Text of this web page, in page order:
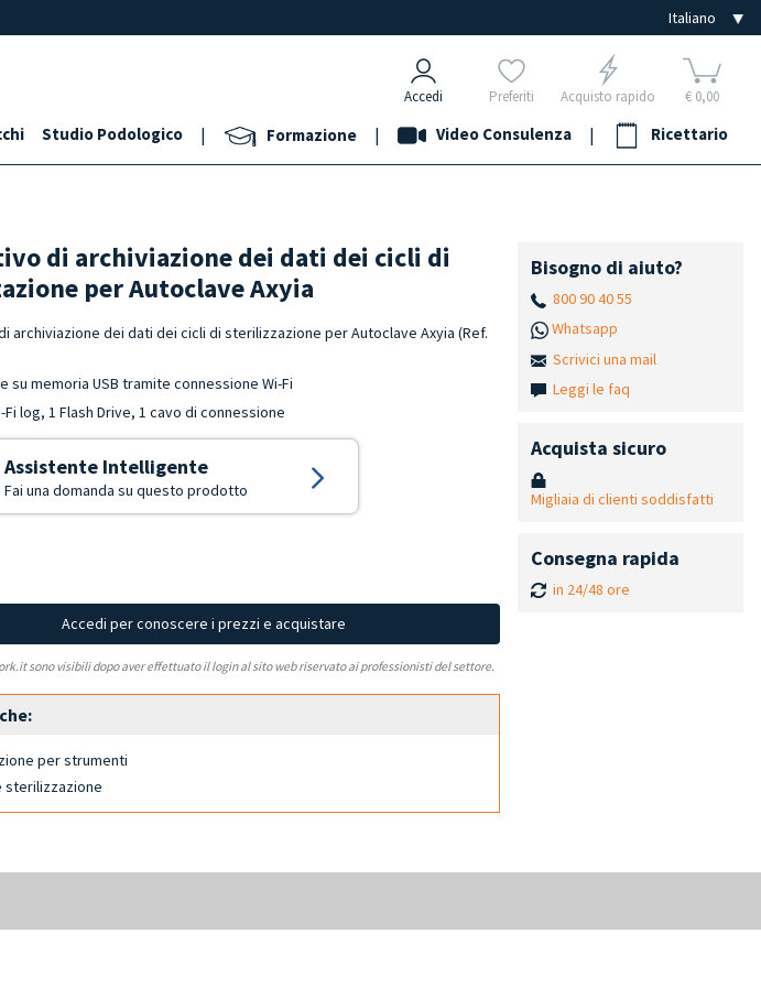
Accedi Preferiti Acquisto rapido € 0,00
Studio Podologico | Formazione | Video Consulenza | Ricettario
di archiviazione dei dati dei cicli di
per Autoclave Axyia
archiviazione dei dati dei cicli di sterilizzazione per Autoclave Axyia (Ref.
su memoria USB tramite connessione Wi-Fi
Fi log, 1 Flash Drive, 1 cavo di connessione
Assistente Intelligente
Fai una domanda su questo prodotto
Accedi per conoscere i prezzi e acquistare
sono visibili dopo aver effettuato il login al sito web riservato ai professionisti del settore.
per strumenti
sterilizzazione
Bisogno di aiuto?
800 90 40 55
Whatsapp
Scrivici una mail
Leggi le faq
Acquista sicuro
Migliaia di clienti soddisfatti
Consegna rapida
in 24/48 ore